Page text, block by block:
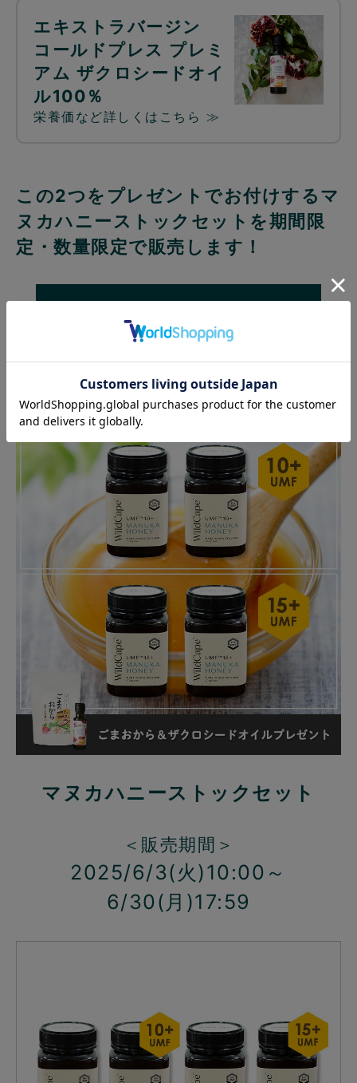
エキストラバージン
コールドプレス プレミ
アム ザクロシードオイ
ル100％
栄養価など詳しくはこちら ≫
この2つをプレゼントでお付けするマ
ヌカハニーストックセットを期間限
定・数量限定で販売します！
＼総額6,696円の特典付き／
マヌカハニーストックセット
＜販売期間＞
2025/6/3(火)10:00～
6/30(月)17:59